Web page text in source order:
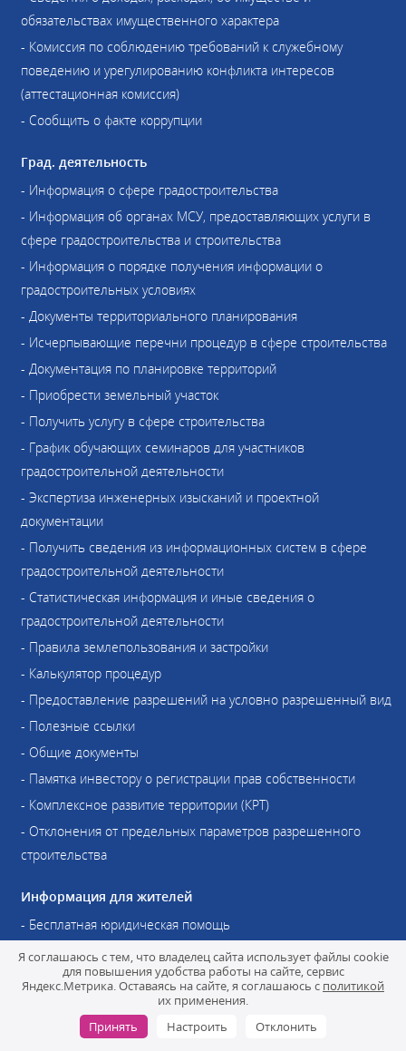
обязательствах имущественного характера
- Комиссия по соблюдению требований к служебному
поведению и урегулированию конфликта интересов
(аттестационная комиссия)
- Сообщить о факте коррупции
Град. деятельность
- Информация о сфере градостроительства
- Информация об органах МСУ, предоставляющих услуги в
сфере градостроительства и строительства
- Информация о порядке получения информации о
градостроительных условиях
- Документы территориального планирования
- Исчерпывающие перечни процедур в сфере строительства
- Документация по планировке территорий
- Приобрести земельный участок
- Получить услугу в сфере строительства
- График обучающих семинаров для участников
градостроительной деятельности
- Экспертиза инженерных изысканий и проектной
документации
- Получить сведения из информационных систем в сфере
градостроительной деятельности
- Статистическая информация и иные сведения о
градостроительной деятельности
- Правила землепользования и застройки
- Калькулятор процедур
- Предоставление разрешений на условно разрешенный вид
- Полезные ссылки
- Общие документы
- Памятка инвестору о регистрации прав собственности
- Комплексное развитие территории (КРТ)
- Отклонения от предельных параметров разрешенного
строительства
Информация для жителей
- Бесплатная юридическая помощь
- Здравоохранение
- Социальная сфера
- Краевое БТИ
Я соглашаюсь с тем, что владелец сайта использует файлы cookie
для повышения удобства работы на сайте, сервис
Яндекс.Метрика. Оставаясь на сайте, я соглашаюсь с политикой
их применения.
Принять
Настроить Отклонить